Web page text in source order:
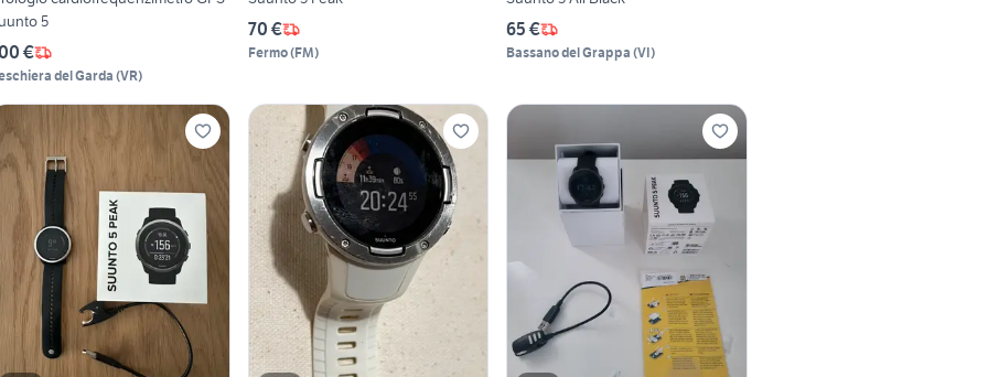
5
€
del Garda (VR)
70 €
Fermo(FM)
65 €
Bassano del Grappa (VI)